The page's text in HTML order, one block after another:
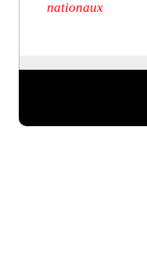
nationaux